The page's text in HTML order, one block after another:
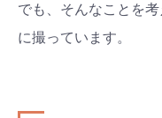
でも、そんなことを
に撮っています。